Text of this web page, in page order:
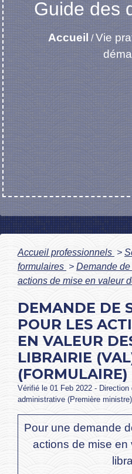
Guide des
Accueil /Vie
Accueil professionnels >
formulaires > Demande
actions de mise en valeur
DEMANDE DE
POUR LES
EN VALEUR
LIBRAIRIE
(FORMULAIRE)
Vérifié le 01 Feb 2022 -
administrative (Première ministre)
Pour une demande
actions de mise en